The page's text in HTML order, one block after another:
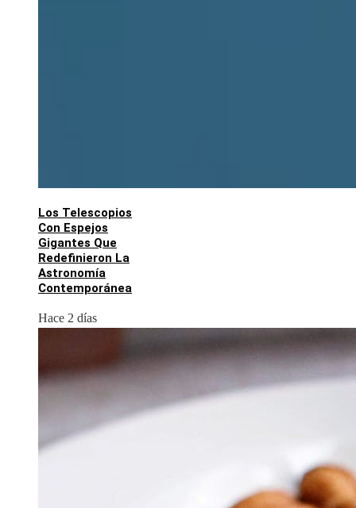
Los Telescopios
Con Espejos
Gigantes Que
Redefinieron La
Astronomía
Contemporánea
Hace 2 días